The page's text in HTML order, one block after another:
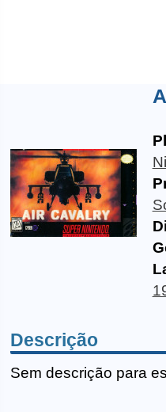
Descrição
Sem descrição para